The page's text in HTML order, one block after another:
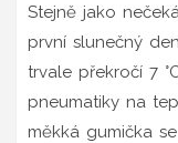
Stejně jako
první slunečný
trvale překročí 7
pneumatiky na
měkká gumička